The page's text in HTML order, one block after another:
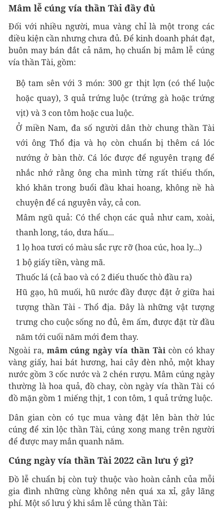
Mâm lễ cúng vía thần Tài đầy đủ
Đối với nhiều người, mua vàng chỉ là một trong các
điều kiện cần nhưng chưa đủ. Để kinh doanh phát đạt,
buôn may bán đắt cả năm, họ chuẩn bị mâm lễ cúng
vía thần Tài, gồm:
Bộ tam sên với 3 món: 300 gr thịt lợn (có thể luộc
hoặc quay), 3 quả trứng luộc (trứng gà hoặc trứng
vịt) và 3 con tôm hoặc cua luộc.
Ở miền Nam, đa số người dân thờ chung thần Tài
với ông Thổ địa và họ còn chuẩn bị thêm cá lóc
nướng ở bàn thờ. Cá lóc được để nguyên trạng để
nhắc nhớ rằng ông cha mình từng rất thiếu thốn,
khó khăn trong buổi đầu khai hoang, không nề hà
chuyện để cá nguyên vảy, cả con.
Mâm ngũ quả: Có thể chọn các quả như cam, xoài,
thanh long, táo, dưa hấu...
1 lọ hoa tươi có màu sắc rực rỡ (hoa cúc, hoa ly...)
1 bộ giấy tiền, vàng mã.
Thuốc lá (cả bao và có 2 điếu thuốc thò đầu ra)
Hũ gạo, hũ muối, hũ nước đầy được đặt ở giữa hai
tượng thần Tài - Thổ địa. Đây là những vật tượng
trưng cho cuộc sống no đủ, êm ấm, được đặt từ đầu
năm tới cuối năm mới đem thay.
Ngoài ra, mâm cúng ngày vía thần Tàicòn có khay
vàng giấy, hai bát hương, hai cây đèn nhỏ, một khay
nước gồm 3 cốc nước và 2 chén rượu. Mâm cúng ngày
thường là hoa quả, đồ chay, còn ngày vía thần Tài có
đồ mặn gồm 1 miếng thịt, 1 con tôm, 1 quả trứng luộc.
Dân gian còn có tục mua vàng đặt lên bàn thờ lúc
cúng để xin lộc thần Tài, cúng xong mang trên người
để được may mắn quanh năm.
Cúng ngày vía thần Tài 2022 cần lưu ý gì?
Đồ lễ chuẩn bị còn tuỳ thuộc vào hoàn cảnh của mỗi
gia đình những cùng không nên quá xa xỉ, gây lãng
phí. Một số lưu ý khi sắm lễ cúng thần Tài: